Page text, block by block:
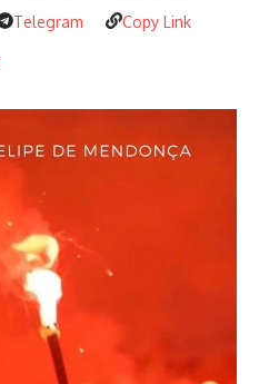
Telegram
Copy Link